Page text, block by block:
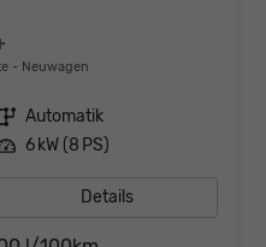
Neuwagen
Getriebe Automatik
Leistung 6 kW (8 PS)
Details